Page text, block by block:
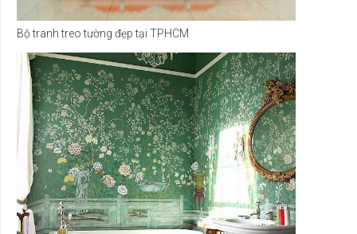
Bộ tranh treo tường đẹp tại TPHCM